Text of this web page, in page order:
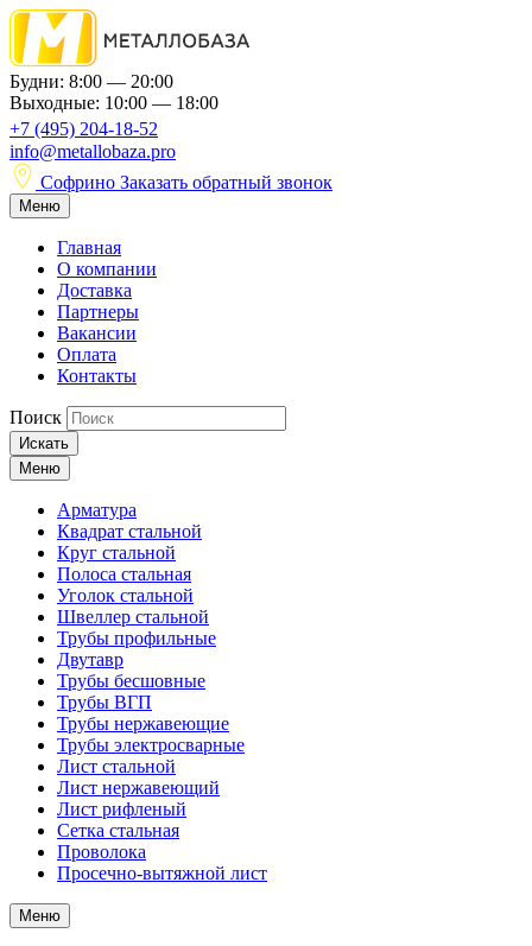
Будни: 8:00 — 20:00
Выходные: 10:00 — 18:00
+7 (495) 204-18-52
info@metallobaza.pro
Софрино Заказать обратный звонок
Меню
Главная
О компании
Доставка
Партнеры
Вакансии
Оплата
Контакты
Поиск
Искать
Меню
Арматура
Квадрат стальной
Круг стальной
Полоса стальная
Уголок стальной
Швеллер стальной
Трубы профильные
Двутавр
Трубы бесшовные
Трубы ВГП
Трубы нержавеющие
Трубы электросварные
Лист стальной
Лист нержавеющий
Лист рифленый
Сетка стальная
Проволока
Просечно-вытяжной лист
Меню